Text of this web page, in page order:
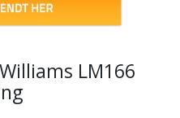
LM166